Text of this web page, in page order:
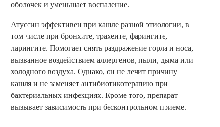
оболочек и уменьшает воспаление.
Атуссин эффективен при кашле разной этиологии, в
том числе при бронхите, трахеите, фарингите,
ларингите. Помогает снять раздражение горла и носа,
вызванное воздействием аллергенов, пыли, дыма или
холодного воздуха. Однако, он не лечит причину
кашля и не заменяет антибиотикотерапию при
бактериальных инфекциях. Кроме того, препарат
вызывает зависимость при бесконтрольном приеме.